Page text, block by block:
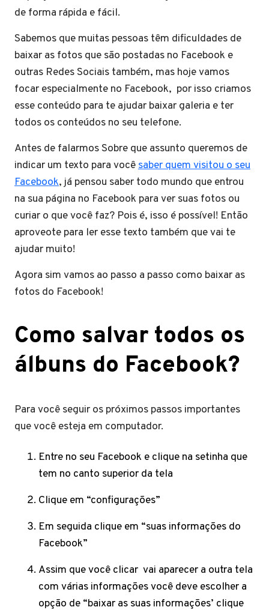
de forma rápida e fácil.
Sabemos que muitas pessoas têm dificuldades de
baixar as fotos que são postadas no Facebook e
outras Redes Sociais também, mas hoje vamos
focar especialmente no Facebook, por isso criamos
esse conteúdo para te ajudar baixar galeria e ter
todos os conteúdos no seu telefone.
Antes de falarmos Sobre que assunto queremos de
indicar um texto para vocêsaber quem visitou o seu
Facebook, já pensou saber todo mundo que entrou
na sua página no Facebook para ver suas fotos ou
curiar o que você faz? Pois é, isso é possível! Então
aproveote para ler esse texto também que vai te
ajudar muito!
Agora sim vamos ao passo a passo como baixar as
fotos do Facebook!
Como salvar todos os
álbuns do Facebook?
Para você seguir os próximos passos importantes
que você esteja em computador.
Entre no seu Facebook e clique na setinha que
tem no canto superior da tela
Clique em “configurações”
Em seguida clique em “suas informações do
Facebook”
Assim que você clicar vai aparecer a outra tela
com várias informações você deve escolher a
opção de “baixar as suas informações’ clique